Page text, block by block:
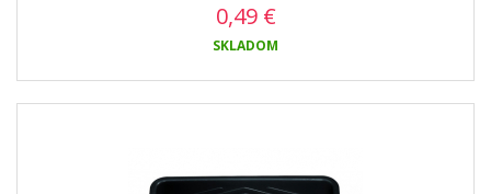
0,49 €
SKLADOM